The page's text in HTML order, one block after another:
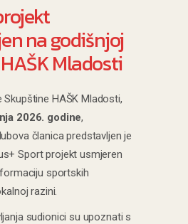
na godišnjoj
Mladosti
Skupštine HAŠK Mladosti,
2026. godine,
članica predstavljen je
Sport projekt usmjeren
sportskih
razini.
sudionici su upoznati s